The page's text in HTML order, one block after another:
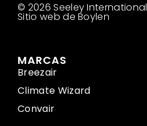
© 2026 Seeley International
Sitio web de Boylen
MARCAS
Breezair
Climate Wizard
Convair